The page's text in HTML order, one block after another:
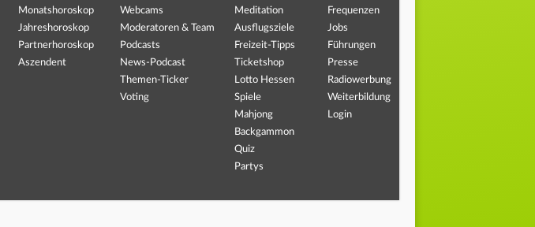
Monatshoroskop
Jahreshoroskop
Partnerhoroskop
Aszendent
Webcams
Moderatoren & Team
Podcasts
News-Podcast
Themen-Ticker
Voting
Meditation
Ausflugsziele
Freizeit-Tipps
Ticketshop
Lotto Hessen
Spiele
Mahjong
Backgammon
Quiz
Partys
Frequenzen
Jobs
Führungen
Presse
Radiowerbung
Weiterbildung
Login